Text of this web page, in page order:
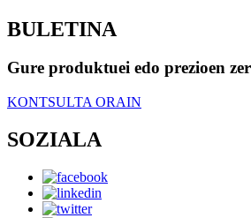
BULETINA
Gure produktuei edo prezioen
KONTSULTA ORAIN
SOZIALA